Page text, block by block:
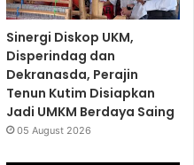
Sinergi Diskop UKM,
Disperindag dan
Dekranasda, Perajin
Tenun Kutim Disiapkan
Jadi UMKM Berdaya Saing
05 August 2026